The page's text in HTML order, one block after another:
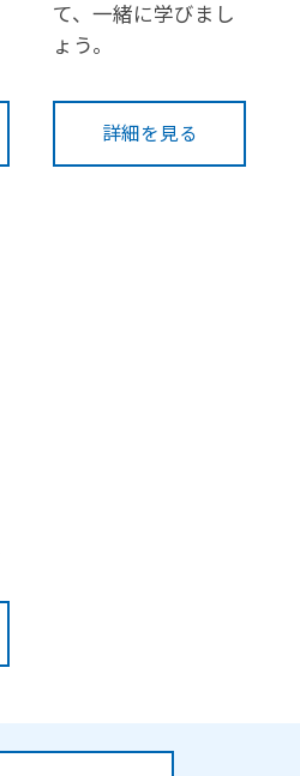
て、一緒に学びまし
ょう。
詳細を見る